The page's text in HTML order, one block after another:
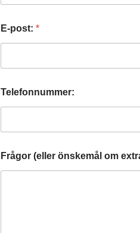
E-post:*
Telefonnummer:
Frågor (eller önskemål om